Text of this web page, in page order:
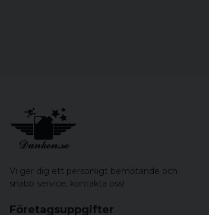
Vi ger dig ett personligt bemötande och
snabb service, kontakta oss!
Företagsuppgifter